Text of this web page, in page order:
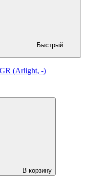
Быстрый
(Arlight, -)
В корзину